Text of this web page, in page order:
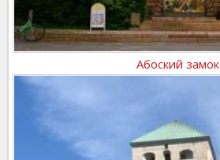
Абоский замок